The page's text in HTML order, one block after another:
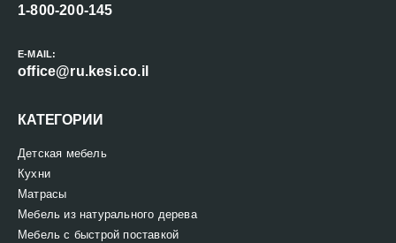
1-800-200-145
E-MAIL:
office@ru.kesi.co.il
КАТЕГОРИИ
Детская мебель
Кухни
Матрасы
Мебель из натурального дерева
Мебель с быстрой поставкой